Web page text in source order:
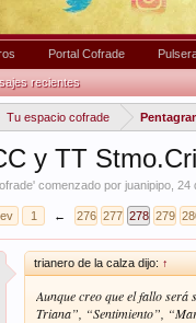
Tu espacio cofrade
y TT
' comenzado porjuanipipo ,24
1 ← 276 277 278 279
trianero de la calza dijo: ↑
Aunque creo que el fallo
Triana”, “Sentimiento”,
recientes
Portal Cofrade